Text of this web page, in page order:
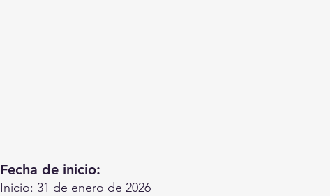
Fecha de inicio:
Inicio: 31 de enero de 2026